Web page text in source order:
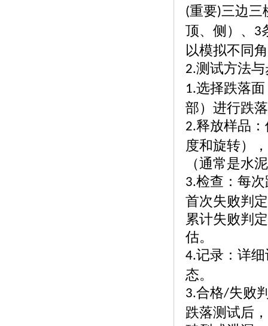
(重要)三边三
顶、侧）、
3
以模拟不同
2.测试方法
1.选择跌落
部）进行跌
2.释放样品
度和旋转）
（通常是水
3.检查：每
首次失败判
累计失败判
估。
4.记录：详
态。
3.合格/失败
跌落测试后